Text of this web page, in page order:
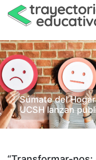
Súmate del
UCSH lanzan